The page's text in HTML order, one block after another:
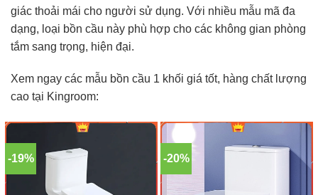
giác thoải mái cho người sử dụng. Với nhiều mẫu mã đa
dạng, loại bồn cầu này phù hợp cho các không gian phòng
tắm sang trọng, hiện đại.
Xem ngay các mẫu bồn cầu 1 khối giá tốt, hàng chất lượng
cao tại Kingroom:
-19% -20%